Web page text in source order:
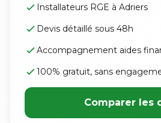
Installateurs RGE à Adriers
Devis détaillé sous 48h
Accompagnement aides
100% gratuit, sans
Comparer les